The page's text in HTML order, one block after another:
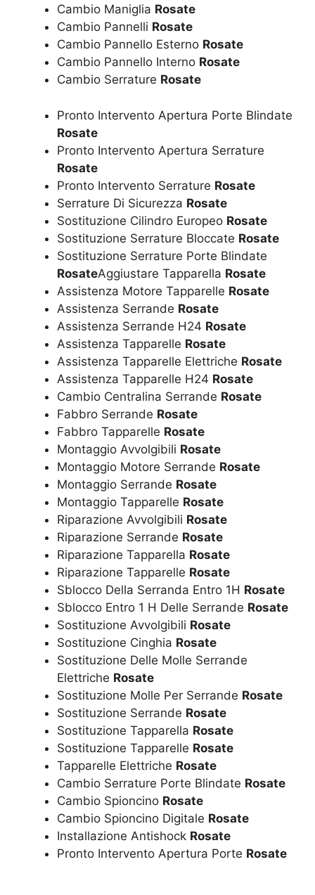
Cambio Maniglia Rosate
Cambio Pannelli Rosate
Cambio Pannello Esterno Rosate
Cambio Pannello Interno Rosate
Cambio Serrature Rosate
Pronto Intervento Apertura Porte Blindate
Rosate
Pronto Intervento Apertura Serrature
Rosate
Pronto Intervento Serrature Rosate
Serrature Di Sicurezza Rosate
Sostituzione Cilindro Europeo Rosate
Sostituzione Serrature Bloccate Rosate
Sostituzione Serrature Porte Blindate
RosateAggiustare Tapparella Rosate
Assistenza Motore Tapparelle Rosate
Assistenza Serrande Rosate
Assistenza Serrande H24 Rosate
Assistenza Tapparelle Rosate
Assistenza Tapparelle Elettriche Rosate
Assistenza Tapparelle H24 Rosate
Cambio Centralina Serrande Rosate
Fabbro Serrande Rosate
Fabbro Tapparelle Rosate
Montaggio Avvolgibili Rosate
Montaggio Motore Serrande Rosate
Montaggio Serrande Rosate
Montaggio Tapparelle Rosate
Riparazione Avvolgibili Rosate
Riparazione Serrande Rosate
Riparazione Tapparella Rosate
Riparazione Tapparelle Rosate
Sblocco Della Serranda Entro 1H Rosate
Sblocco Entro 1 H Delle Serrande Rosate
Sostituzione Avvolgibili Rosate
Sostituzione Cinghia Rosate
Sostituzione Delle Molle Serrande
Elettriche Rosate
Sostituzione Molle Per Serrande Rosate
Sostituzione Serrande Rosate
Sostituzione Tapparella Rosate
Sostituzione Tapparelle Rosate
Tapparelle Elettriche Rosate
Cambio Serrature Porte Blindate Rosate
Cambio Spioncino Rosate
Cambio Spioncino Digitale Rosate
Installazione Antishock Rosate
Pronto Intervento Apertura Porte Rosate